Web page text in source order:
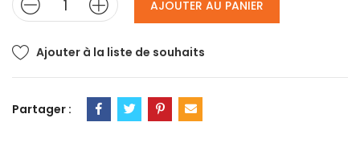
AJOUTER AU PANIER
Ajouter à la liste de souhaits
Partager :